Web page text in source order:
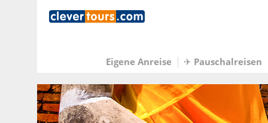
Eigene Anreise ✈ Pauschalreisen